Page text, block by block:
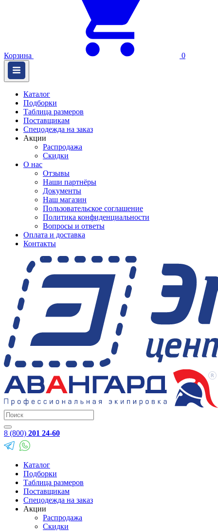
Корзина 0
Каталог
Подборки
Таблица размеров
Поставщикам
Спецодежда на заказ
Акции
Распродажа
Скидки
О нас
Отзывы
Наши партнёры
Документы
Наш магазин
Пользовательское соглашение
Политика конфиденциальности
Вопросы и ответы
Оплата и доставка
Контакты
8 (800) 201 24-60
Каталог
Подборки
Таблица размеров
Поставщикам
Спецодежда на заказ
Акции
Распродажа
Скидки